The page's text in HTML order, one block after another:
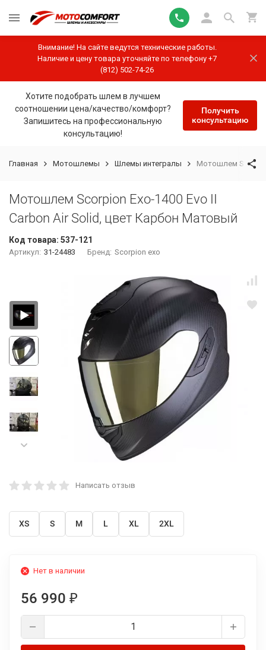
Внимание! На сайте ведутся технические работы.
Наличие и цену товара уточняйте по телефону +7
(812) 502-74-26
Хотите подобрать шлем в лучшем
соотношении цена/качество/комфорт?
Запишитесь на профессиональную
консультацию!
Получить
консультацию
Главная Мотошлемы Шлемы интегралы Мотошлем
Мотошлем Scorpion Exo-1400 Evo II
Carbon Air Solid, цвет Карбон Матовый
Код товара: 537-121
Артикул: 31-24483 Бренд: Scorpion exo
Написать отзыв
XS S M L XL 2XL
Нет в наличии
56 990 ₽